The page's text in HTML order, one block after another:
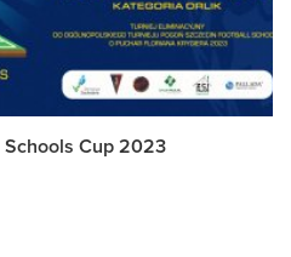
Cup 2023